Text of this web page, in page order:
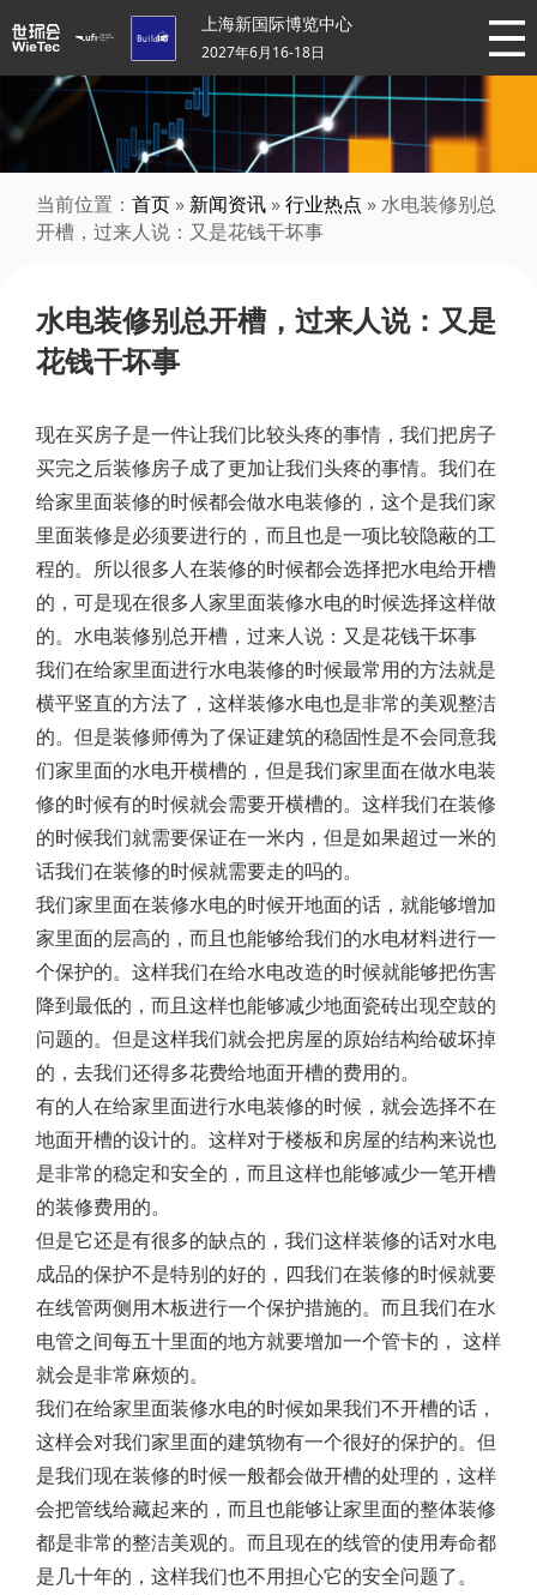
上海新国际博览中心
2027年6月16-18日
当前位置： 首页 » 新闻资讯 »行业热点 » 水电装修别总
开槽，过来人说：又是花钱干坏事
水电装修别总开槽，过来人说：又是
花钱干坏事
现在买房子是一件让我们比较头疼的事情，我们把房子
买完之后装修房子成了更加让我们头疼的事情。我们在
给家里面装修的时候都会做水电装修的，这个是我们家
里面装修是必须要进行的，而且也是一项比较隐蔽的工
程的。所以很多人在装修的时候都会选择把水电给开槽
的，可是现在很多人家里面装修水电的时候选择这样做
的。水电装修别总开槽，过来人说：又是花钱干坏事
我们在给家里面进行水电装修的时候最常用的方法就是
横平竖直的方法了，这样装修水电也是非常的美观整洁
的。但是装修师傅为了保证建筑的稳固性是不会同意我
们家里面的水电开横槽的，但是我们家里面在做水电装
修的时候有的时候就会需要开横槽的。这样我们在装修
的时候我们就需要保证在一米内，但是如果超过一米的
话我们在装修的时候就需要走的吗的。
我们家里面在装修水电的时候开地面的话，就能够增加
家里面的层高的，而且也能够给我们的水电材料进行一
个保护的。这样我们在给水电改造的时候就能够把伤害
降到最低的，而且这样也能够减少地面瓷砖出现空鼓的
问题的。但是这样我们就会把房屋的原始结构给破坏掉
的，去我们还得多花费给地面开槽的费用的。
有的人在给家里面进行水电装修的时候，就会选择不在
地面开槽的设计的。这样对于楼板和房屋的结构来说也
是非常的稳定和安全的，而且这样也能够减少一笔开槽
的装修费用的。
但是它还是有很多的缺点的，我们这样装修的话对水电
成品的保护不是特别的好的，四我们在装修的时候就要
在线管两侧用木板进行一个保护措施的。而且我们在水
电管之间每五十里面的地方就要增加一个管卡的， 这样
就会是非常麻烦的。
我们在给家里面装修水电的时候如果我们不开槽的话，
这样会对我们家里面的建筑物有一个很好的保护的。但
是我们现在装修的时候一般都会做开槽的处理的，这样
会把管线给藏起来的，而且也能够让家里面的整体装修
都是非常的整洁美观的。而且现在的线管的使用寿命都
是几十年的，这样我们也不用担心它的安全问题了。